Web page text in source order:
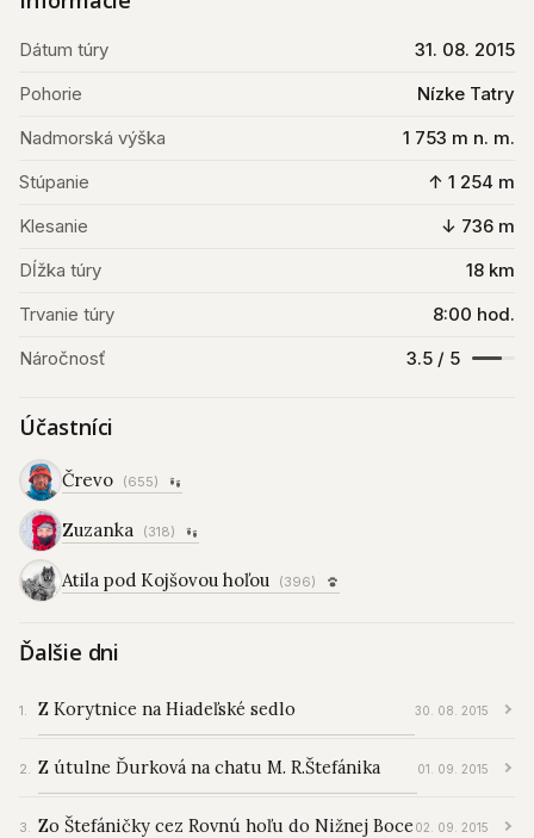
Dátum túry
31. 08. 2015
Pohorie
Nízke Tatry
Nadmorská výška
1 753 m n. m.
Stúpanie
↑ 1 254 m
Klesanie
↓ 736 m
Dĺžka túry
18 km
Trvanie túry
8:00 hod.
Náročnosť
3.5 / 5
Účastníci
Črevo (655)
Zuzanka (318)
Atila pod Kojšovou hoľou (396)
Ďalšie dni
Z Korytnice na Hiadeľské sedlo 30. 08. 2015
Z útulne Ďurková na chatu M. R.Štefánika 01. 09. 2015
Zo Štefáničky cez Rovnú hoľu do Nižnej Boce 02. 09. 2015